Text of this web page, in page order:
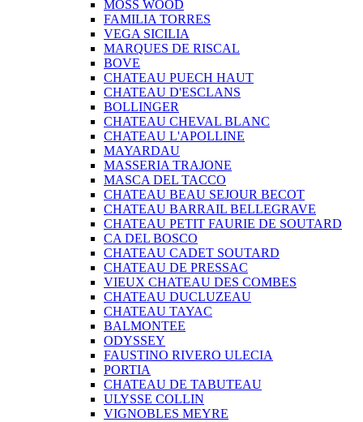
MOSS WOOD
FAMILIA TORRES
VEGA SICILIA
MARQUES DE RISCAL
BOVE
CHATEAU PUECH HAUT
CHATEAU D'ESCLANS
BOLLINGER
CHATEAU CHEVAL BLANC
CHATEAU L'APOLLINE
MAYARDAU
MASSERIA TRAJONE
MASCA DEL TACCO
CHATEAU BEAU SEJOUR BECOT
CHATEAU BARRAIL BELLEGRAVE
CHATEAU PETIT FAURIE DE SOUTARD
CA DEL BOSCO
CHATEAU CADET SOUTARD
CHATEAU DE PRESSAC
VIEUX CHATEAU DES COMBES
CHATEAU DUCLUZEAU
CHATEAU TAYAC
BALMONTEE
ODYSSEY
FAUSTINO RIVERO ULECIA
PORTIA
CHATEAU DE TABUTEAU
ULYSSE COLLIN
VIGNOBLES MEYRE